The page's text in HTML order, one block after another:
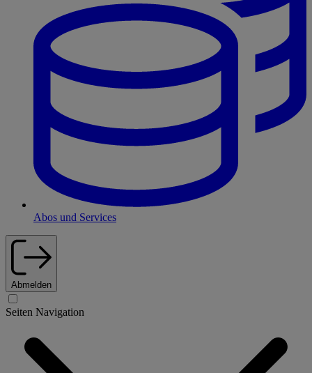
Abos und Services
Abmelden
Seiten Navigation